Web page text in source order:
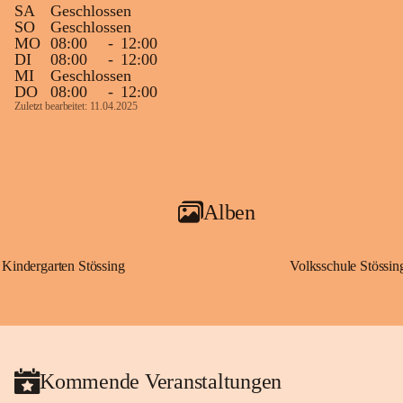
SA
Geschlossen
SO
Geschlossen
MO 08:00 - 12:00
DI
08:00 - 12:00
MI
Geschlossen
DO
08:00 - 12:00
Zuletzt bearbeitet: 11.04.2025
Alben
Kindergarten Stössing Volksschule
Kommende Veranstaltungen